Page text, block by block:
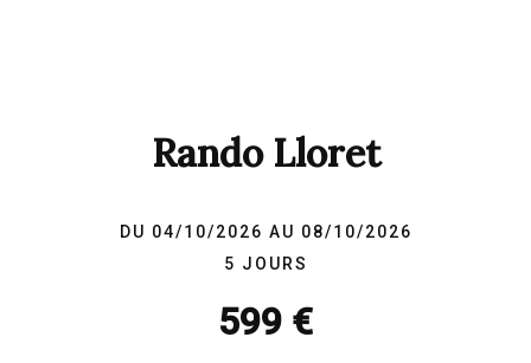
Rando Lloret
DU 04/10/2026 AU 08/10/2026
5 JOURS
599 €